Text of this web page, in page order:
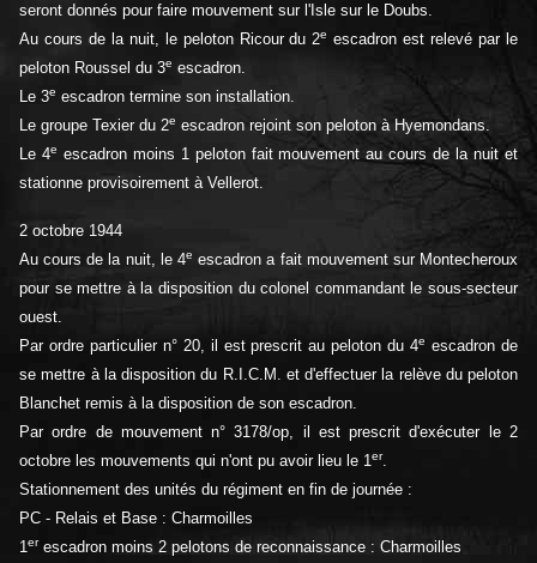
seront donnés pour faire mouvement sur l'Isle sur le Doubs.
Au cours de la nuit, le peloton Ricour du 2e escadron est relevé par le
peloton Roussel du 3e escadron.
Le 3e escadron termine son installation.
Le groupe Texier du 2e escadron rejoint son peloton à Hyemondans.
Le 4e escadron moins 1 peloton fait mouvement au cours de la nuit et
stationne provisoirement à Vellerot.
2 octobre 1944
Au cours de la nuit, le 4e escadron a fait mouvement sur Montecheroux
pour se mettre à la disposition du colonel commandant le sous-secteur
ouest.
Par ordre particulier n° 20, il est prescrit au peloton du 4e escadron de
se mettre à la disposition du R.I.C.M. et d'effectuer la relève du peloton
Blanchet remis à la disposition de son escadron.
Par ordre de mouvement n° 3178/op, il est prescrit d'exécuter le 2
octobre les mouvements qui n'ont pu avoir lieu le 1er.
Stationnement des unités du régiment en fin de journée :
PC - Relais et Base : Charmoilles
1erescadron moins 2 pelotons de reconnaissance : Charmoilles